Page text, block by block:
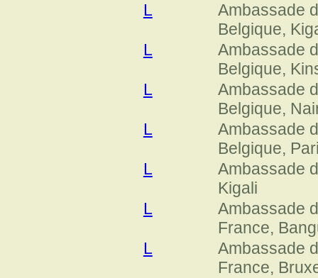
L
Ambassade
Belgique,
L
Ambassade
Belgique,
L
Ambassade
Belgique,
L
Ambassade
Belgique,
L
Ambassade
Kigali
L
Ambassade
France,
L
Ambassade
France,